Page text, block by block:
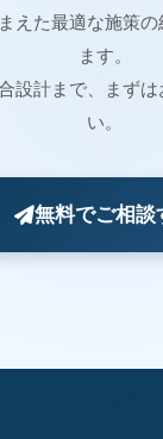
えた最適な施策
ます。
設計まで、まず
い。
無料でご相談